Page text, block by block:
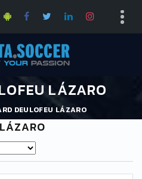
LÁZARO
DEULOFEU LÁZARO